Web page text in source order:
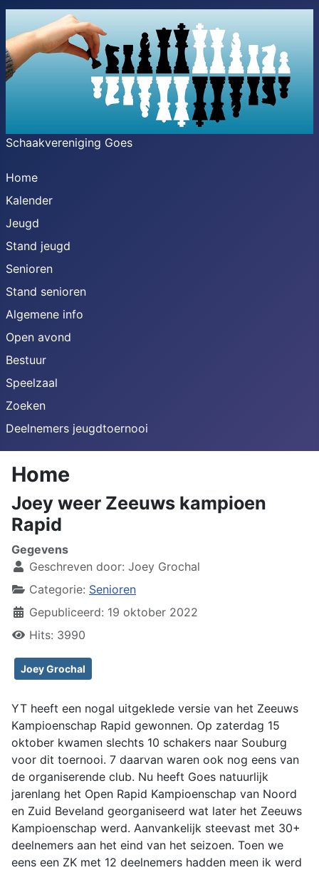
Schaakvereniging Goes
Home
Kalender
Jeugd
Stand jeugd
Senioren
Stand senioren
Algemene info
Open avond
Bestuur
Speelzaal
Zoeken
Deelnemers jeugdtoernooi
Home
Joey weer Zeeuws kampioen
Rapid
Gegevens
Geschreven door: Joey Grochal
Categorie: Senioren
Gepubliceerd: 19 oktober 2022
Hits: 3990
Joey Grochal
YT heeft een nogal uitgeklede versie van het Zeeuws
Kampioenschap Rapid gewonnen. Op zaterdag 15
oktober kwamen slechts 10 schakers naar Souburg
voor dit toernooi. 7 daarvan waren ook nog eens van
de organiserende club. Nu heeft Goes natuurlijk
jarenlang het Open Rapid Kampioenschap van Noord
en Zuid Beveland georganiseerd wat later het Zeeuws
Kampioenschap werd. Aanvankelijk steevast met 30+
deelnemers aan het eind van het seizoen. Toen we
eens een ZK met 12 deelnemers hadden meen ik werd